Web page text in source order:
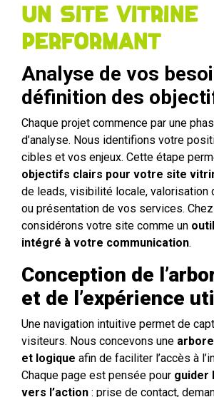
un site vitrine
performant
Analyse de vos
définition des
Chaque projet commence par une
d’analyse. Nous identifions votre
cibles et vos enjeux. Cette étape
objectifs clairs pour votre site
de leads, visibilité locale, valorisation
ou présentation de vos services. Chez
considérons votre site comme un
intégré à votre communication.
Conception de
et de l’expérience
Une navigation intuitive permet de
visiteurs. Nous concevons une
et logique afin de faciliter l’accès à
Chaque page est pensée pour guider
vers l’action : prise de contact,